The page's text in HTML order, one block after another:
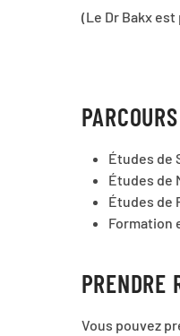
(Le Dr Bakx
PARCOURS
Études de
Études de
Études de
Formation
PRENDRE
Vous pouvez